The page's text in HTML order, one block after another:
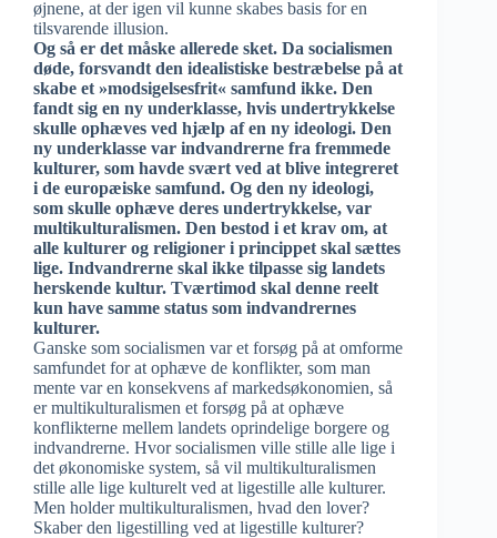
øjnene, at der igen vil kunne skabes basis for en
tilsvarende illusion.
Og så er det måske allerede sket. Da socialismen
døde, forsvandt den idealistiske bestræbelse på at
skabe et »modsigelsesfrit« samfund ikke. Den
fandt sig en ny underklasse, hvis undertrykkelse
skulle ophæves ved hjælp af en ny ideologi. Den
ny underklasse var indvandrerne fra fremmede
kulturer, som havde svært ved at blive integreret
i de europæiske samfund. Og den ny ideologi,
som skulle ophæve deres undertrykkelse, var
multikulturalismen. Den bestod i et krav om, at
alle kulturer og religioner i princippet skal sættes
lige. Indvandrerne skal ikke tilpasse sig landets
herskende kultur. Tværtimod skal denne reelt
kun have samme status som indvandrernes
kulturer.
Ganske som socialismen var et forsøg på at omforme
samfundet for at ophæve de konflikter, som man
mente var en konsekvens af markedsøkonomien, så
er multikulturalismen et forsøg på at ophæve
konflikterne mellem landets oprindelige borgere og
indvandrerne. Hvor socialismen ville stille alle lige i
det økonomiske system, så vil multikulturalismen
stille alle lige kulturelt ved at ligestille alle kulturer.
Men holder multikulturalismen, hvad den lover?
Skaber den ligestilling ved at ligestille kulturer?